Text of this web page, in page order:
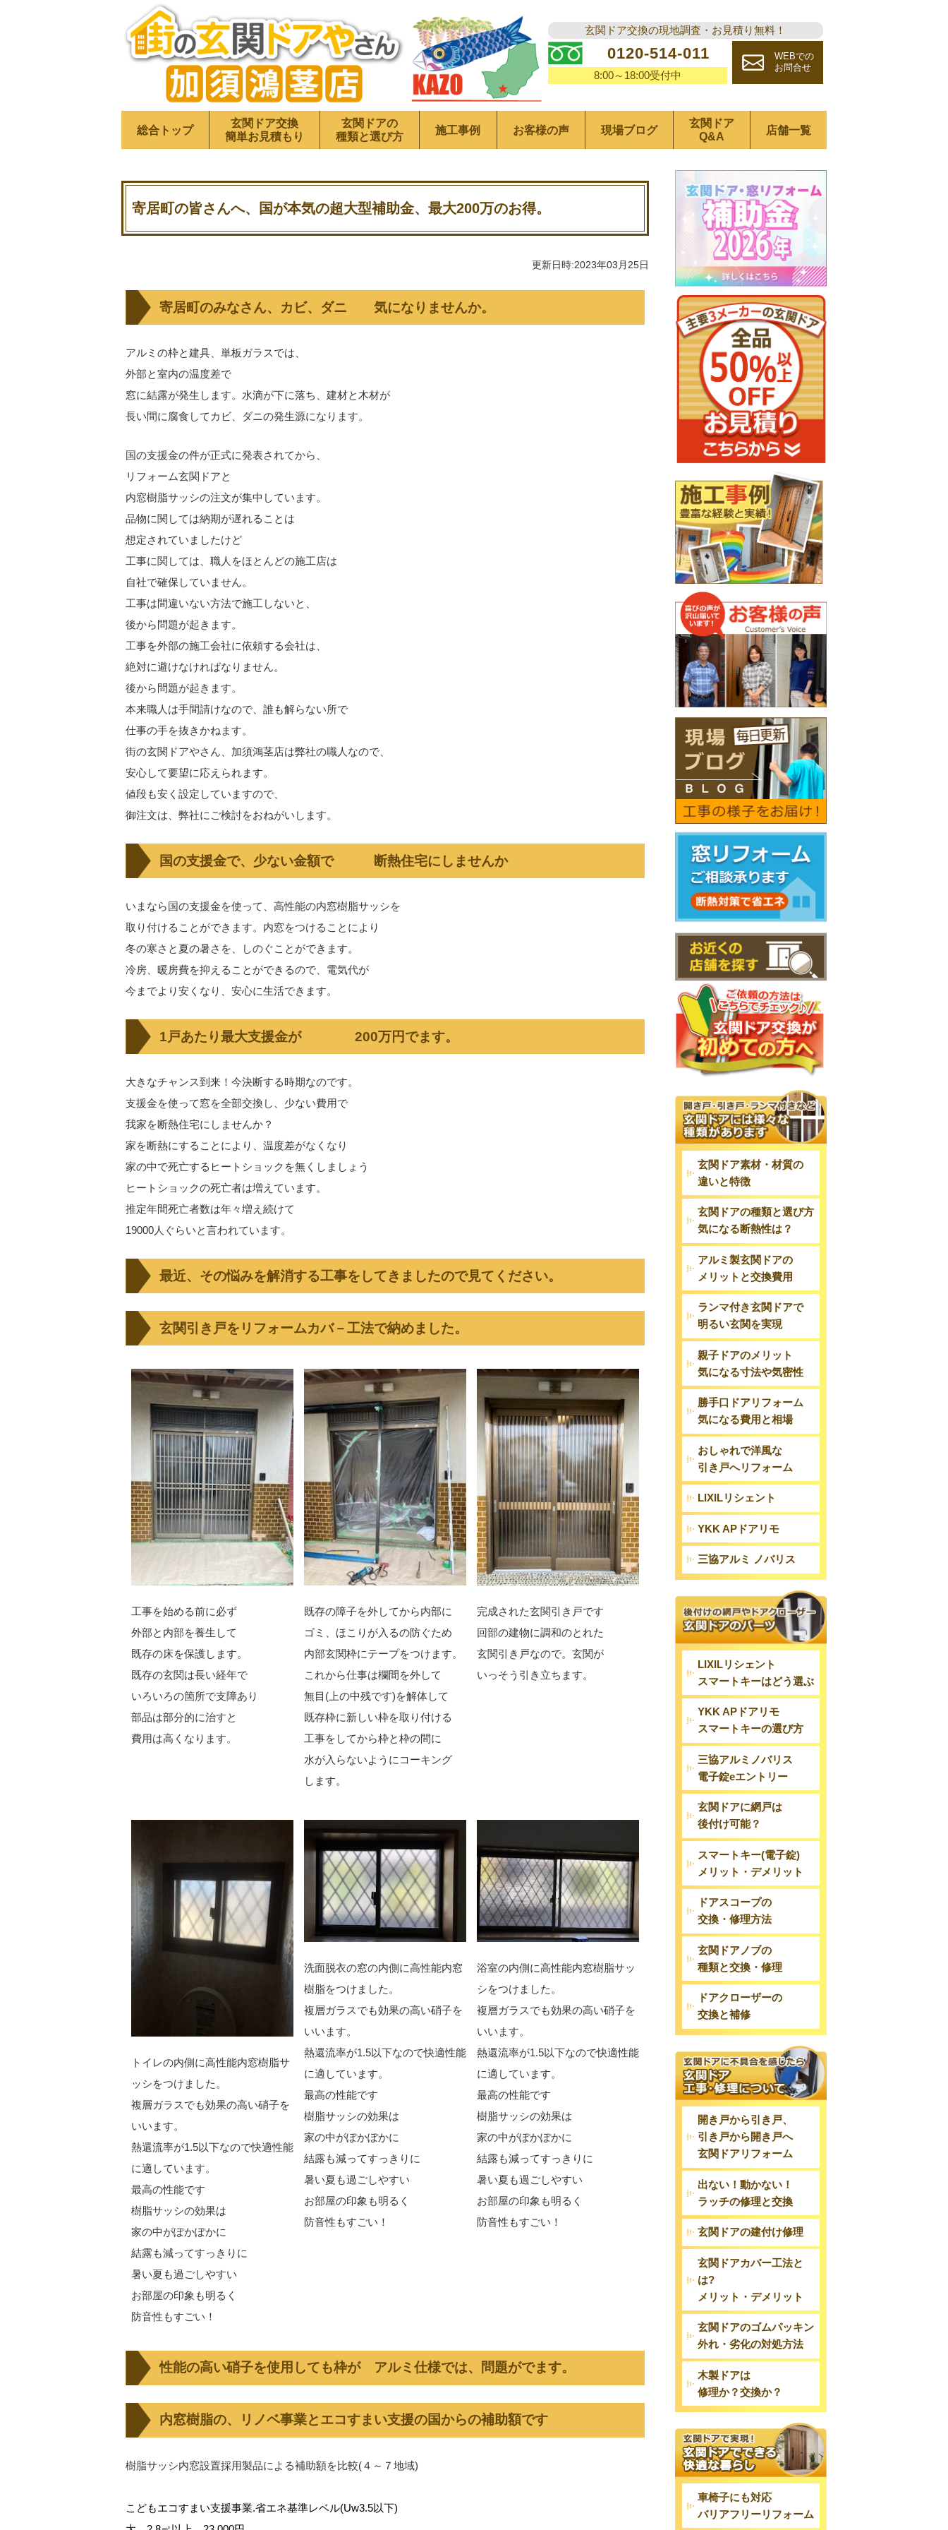
玄関ドア交換の現地調査・お見積り無料！
0120-514-011
8:00～18:00受付中
WEBでの
お問合せ
総合トップ
玄関ドア交換
簡単お見積もり
玄関ドアの
種類と選び方
施工事例 お客様の声 現場ブログ
玄関ドア
Q&A
店舗一覧
寄居町の皆さんへ、国が本気の超大型補助金、最大200万のお得。
更新日時:2023年03月25日
寄居町のみなさん、カビ、ダニ 気になりませんか。
アルミの枠と建具、単板ガラスでは、
外部と室内の温度差で
窓に結露が発生します。水滴が下に落ち、建材と木材が
長い間に腐食してカビ、ダニの発生源になります。
国の支援金の件が正式に発表されてから、
リフォーム玄関ドアと
内窓樹脂サッシの注文が集中しています。
品物に関しては納期が遅れることは
想定されていましたけど
工事に関しては、 職人 をほとんどの施工店は
自社で確保していません。
工事は間違いない方法で施工しないと、
後から問題が起きます。
工事を外部の施工会社に依頼する会社は、
絶対に避けなければなりません。
後から問題が起きます。
本来職人は手間請けなので、誰も解らない所で
仕事の手を抜きかねます。
街の玄関ドアやさん、加須鴻茎店は弊社の職人なので、
安心して要望に応えられます。
値段も安く設定していますので、
御注文は、弊社にご検討をおねがいします。
国の支援金で、少ない金額で 断熱住宅にしませんか
いまなら国の支援金を使って、高性能の内窓樹脂サッシを
取り付けることができます。内窓をつけることにより
冬の寒さと夏の暑さを、しのぐことができます。
冷房、暖房費を抑えることができるので、電気代が
今までより安くなり、安心に生活できます。
1戸あたり最大支援金が 200万円でます。
大きなチャンス到来！今決断する時期なのです。
支援金を使って窓を全部交換し、少ない費用で
我家を断熱住宅にしませんか？
家を断熱にすることにより、温度差がなくなり
家の中で死亡するヒートショックを無くしましょう
ヒートショックの死亡者は増えています。
推定年間死亡者数は年々増え続けて
19000人ぐらいと言われています。
最近、その悩みを解消する工事をしてきましたので見てください。
玄関引き戸をリフォームカバ－工法で納めました。
工事を始める前に必ず
外部と内部を養生して
既存の床を保護します。
既存の玄関は長い経年で
いろいろの箇所で支障あり
部品は部分的に治すと
費用は高くなります。
既存の障子を外してから内部に
ゴミ、ほこりが入るの防ぐため
内部玄関枠にテープをつけます。
これから仕事は欄間を外して
無目(上の中残です)を解体して
既存枠に新しい枠を取り付ける
工事をしてから枠と枠の間に
水が入らないようにコーキング
します。
完成された玄関引き戸です
回部の建物に調和のとれた
玄関引き戸なので。玄関が
いっそう引き立ちます。
トイレの内側に高性能内窓樹脂サ
ッシをつけました。
複層ガラスでも効果の高い硝子を
いいます。
熱還流率が1.5以下なので快適性能
に適しています。
最高の性能です
樹脂サッシの効果は
家の中がぽかぽかに
結露も減ってすっきりに
暑い夏も過ごしやすい
お部屋の印象も明るく
防音性もすごい！
洗面脱衣の窓の内側に高性能内窓
樹脂をつけました。
複層ガラスでも効果の高い硝子を
いいます。
熱還流率が1.5以下なので快適性能
に適しています。
最高の性能です
樹脂サッシの効果は
家の中がぽかぽかに
結露も減ってすっきりに
暑い夏も過ごしやすい
お部屋の印象も明るく
防音性もすごい！
浴室の内側に高性能内窓樹脂サッ
シをつけました。
複層ガラスでも効果の高い硝子を
いいます。
熱還流率が1.5以下なので快適性能
に適しています。
最高の性能です
樹脂サッシの効果は
家の中がぽかぽかに
結露も減ってすっきりに
暑い夏も過ごしやすい
お部屋の印象も明るく
防音性もすごい！
性能の高い硝子を使用しても枠が アルミ仕様では、問題がでます。
内窓樹脂の、リノベ事業とエコすまい支援の国からの補助額です
樹脂サッシ内窓設置採用製品による補助額を比較(４～７地域)
こどもエコすまい支援事業.省エネ基準レベル(Uw3.5以下)
玄関ドア素材・材質の
違いと特徴
玄関ドアの種類と選び方
気になる断熱性は？
アルミ製玄関ドアの
メリットと交換費用
ランマ付き玄関ドアで
明るい玄関を実現
親子ドアのメリット
気になる寸法や気密性
勝手口ドアリフォーム
気になる費用と相場
おしゃれで洋風な
引き戸へリフォーム
LIXILリシェント
YKK APドアリモ
三協アルミ ノバリス
LIXILリシェント
スマートキーはどう選ぶ
YKK APドアリモ
スマートキーの選び方
三協アルミノバリス
電子錠eエントリー
玄関ドアに網戸は
後付け可能？
スマートキー(電子錠)
メリット・デメリット
ドアスコープの
交換・修理方法
玄関ドアノブの
種類と交換・修理
ドアクローザーの
交換と補修
開き戸から引き戸、
引き戸から開き戸へ
玄関ドアリフォーム
出ない！動かない！
ラッチの修理と交換
玄関ドアの建付け修理
玄関ドアカバー工法と
は?
メリット・デメリット
玄関ドアのゴムパッキン
外れ・劣化の対処方法
木製ドアは
修理か？交換か？
車椅子にも対応
バリアフリーリフォーム